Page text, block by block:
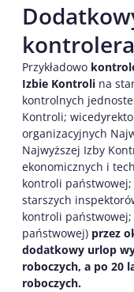
Przykładowo
Izbie Kontroli na
kontrolnych
Kontroli;
organizacyjnych
Najwyższej Izby
ekonomicznych i
kontroli
starszych
kontroli
państwowej) przez
dodatkowy urlop
roboczych, a po 20
roboczych.